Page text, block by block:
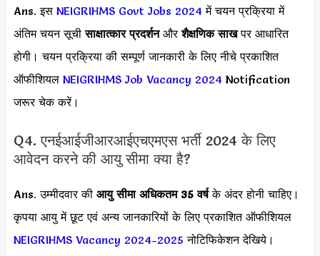
Ans. इस NEIGRIHMS Govt Jobs 2024 में चयन प्रक्रिया में
अंतिम चयन सूचीसाक्षात्कार प्रदर्शनऔरशैक्षणिक साखपर आधारित
होगी। चयन प्रक्रिया की सम्पूर्ण जानकारी के लिए नीचे प्रकाशित
ऑफीशियल NEIGRIHMS Job Vacancy 2024 Notification
जरूर चेक करें।
Q4. एनईआईजीआरआईएचएमएस भर्ती 2024 के लिए
आवेदन करने की आयु सीमा क्या है?
Ans. उम्मीदवार की आयु सीमा अधिकतम 35 वर्षके अंदर होनी चाहिए।
कृपया आयु में छूट एवं अन्य जानकारियों के लिए प्रकाशित ऑफीशियल
NEIGRIHMS Vacancy 2024-2025 नोटिफिकेशन देखिये।